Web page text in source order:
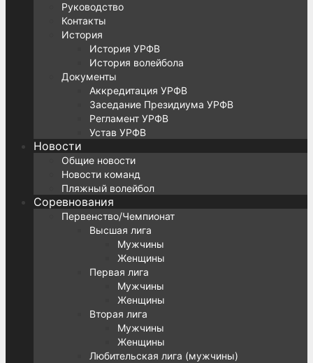
Руководство
Контакты
История
История УРФВ
История волейбола
Документы
Аккредитация УРФВ
Заседание Президиума УРФВ
Регламент УРФВ
Устав УРФВ
Новости
Общие новости
Новости команд
Пляжный волейбол
Соревнования
Первенство/Чемпионат
Высшая лига
Мужчины
Женщины
Первая лига
Мужчины
Женщины
Вторая лига
Мужчины
Женщины
Любительская лига (мужчины)